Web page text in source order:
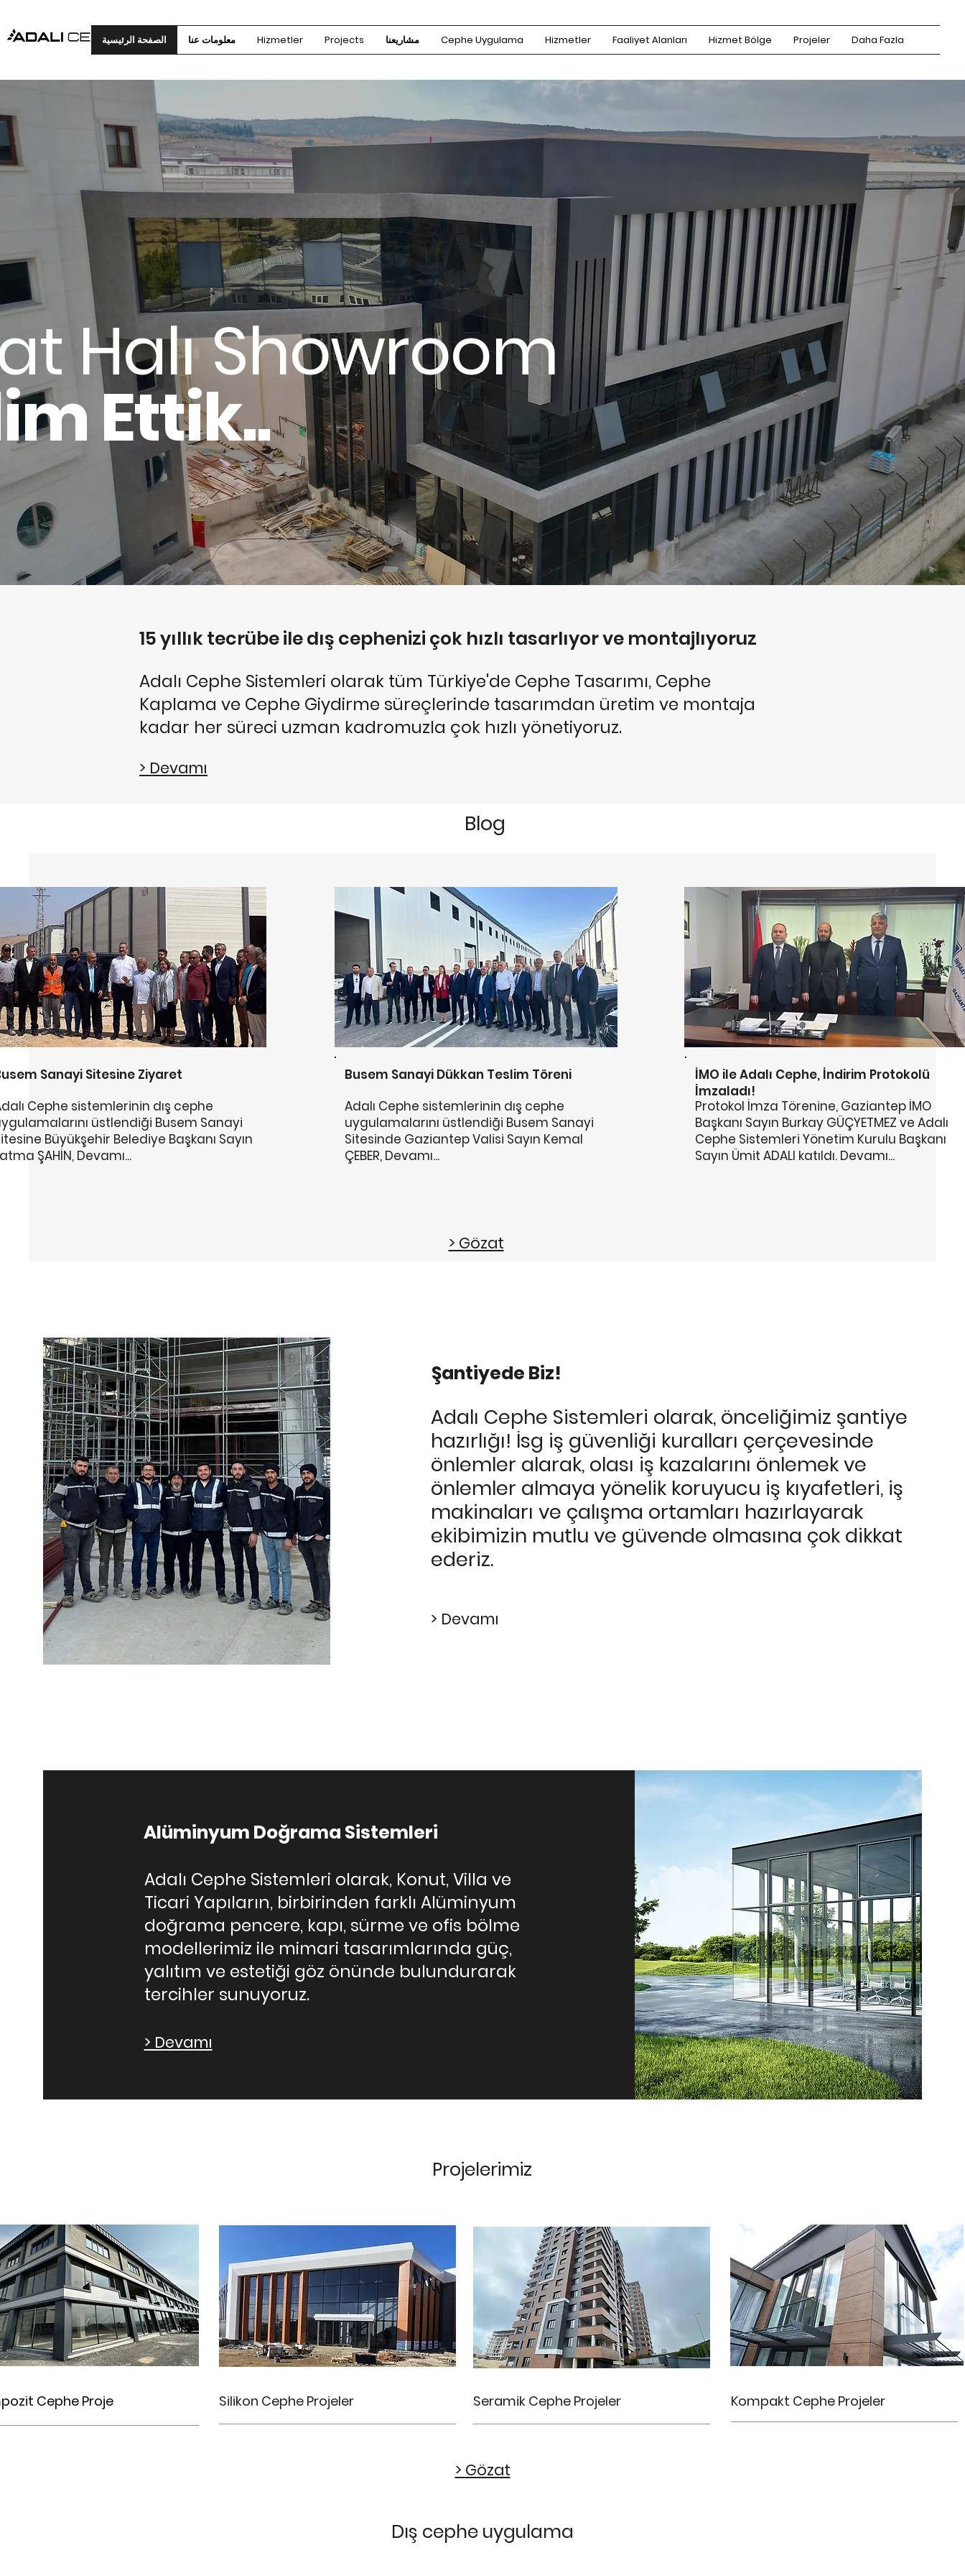
الصفحة الرئيسية معلومات عنا Hizmetler Projects مشاريعنا Cephe Uygulama Hizmetler Faaliyet Alanları Hizmet Bölge Projeler Daha Fazla
Halı Showroom
Ettik..
15 yıllık tecrübe ile dış cephenizi çok hızlı tasarlıyor ve montajlıyoruz
Adalı Cephe Sistemleri olarak tüm Türkiye'de Cephe Tasarımı, Cephe
Kaplama ve Cephe Giydirme süreçlerinde tasarımdan üretim ve montaja
kadar her süreci uzman kadromuzla çok hızlı yönetiyoruz.
> Devamı
Blog
Sanayi Sitesine Ziyaret
Cephe sistemlerinin dış cephe
üstlendiği Busem Sanayi
Büyükşehir Belediye Başkanı Sayın
ŞAHİN, Devamı...
Busem Sanayi Dükkan Teslim Töreni
Adalı Cephe sistemlerinin dış cephe
uygulamalarını üstlendiği Busem Sanayi
Sitesinde Gaziantep Valisi Sayın Kemal
ÇEBER, Devamı...
Protokol İmza Törenine, Gaziantep İMO
Başkanı Sayın Burkay GÜÇYETMEZ ve Adalı
Cephe Sistemleri Yönetim Kurulu Başkanı
Sayın Ümit ADALI katıldı. Devamı...
İMO ile Adalı Cephe, İndirim Protokolü
İmzaladı!
> Gözat
Şantiyede Biz!
Adalı Cephe Sistemleri olarak, önceliğimiz şantiye
hazırlığı! İsg iş güvenliği kuralları çerçevesinde
önlemler alarak, olası iş kazalarını önlemek ve
önlemler almaya yönelik koruyucu iş kıyafetleri, iş
makinaları ve çalışma ortamları hazırlayarak
ekibimizin mutlu ve güvende olmasına çok dikkat
ederiz.
> Devamı
Alüminyum Doğrama Sistemleri
Adalı Cephe Sistemleri olarak, Konut, Villa ve
Ticari Yapıların, birbirinden farklı Alüminyum
doğrama pencere, kapı, sürme ve ofis bölme
modellerimiz ile mimari tasarımlarında güç,
yalıtım ve estetiği göz önünde bulundurarak
tercihler sunuyoruz.
> Devamı
Projelerimiz
Silikon Cephe Projeler Seramik Cephe Projeler
Cephe Proje Kompakt Cephe Projeler
> Gözat
Dış cephe uygulama